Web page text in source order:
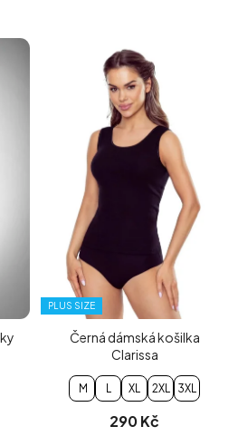
PLUS SIZE
Černá dámská košilka
Clarissa
M L XL 2XL 3XL
290 Kč